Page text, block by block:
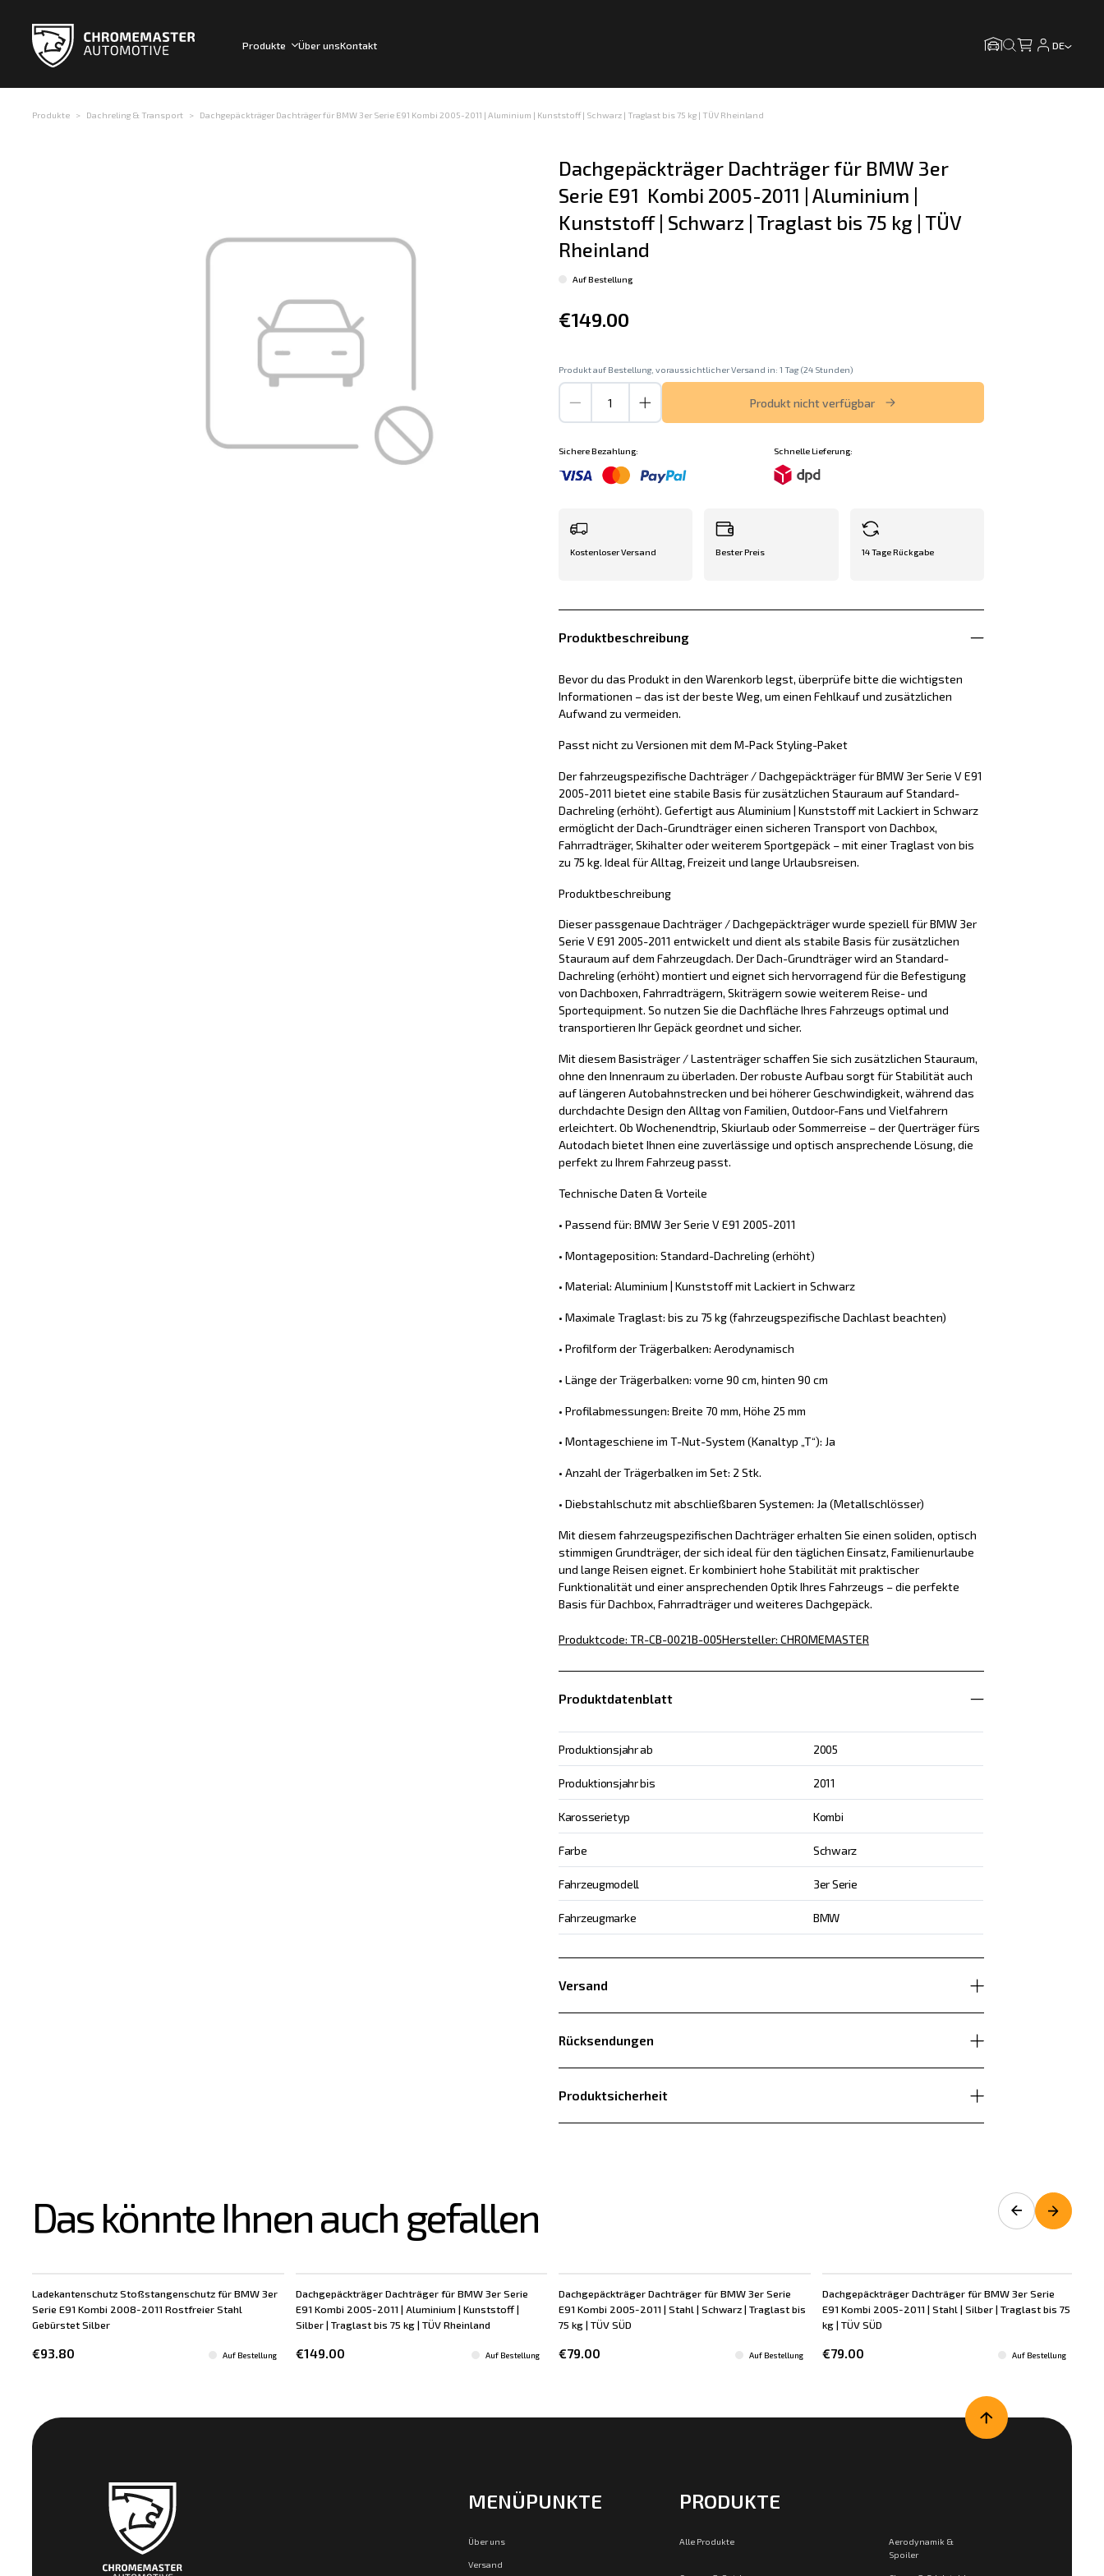
Produkte Über unsKontakt DE
Produkte Dachreling & Transport Dachgepäckträger Dachträger für BMW 3er Serie E91 Kombi 2005-2011 | Aluminium | Kunststoff | Schwarz | Traglast bis 75 kg | TÜV Rheinland
Dachgepäckträger Dachträger für BMW 3er
Serie E91  Kombi 2005-2011 | Aluminium |
Kunststoff | Schwarz | Traglast bis 75 kg | TÜV
Rheinland
Auf Bestellung
€149.00
Produkt auf Bestellung, voraussichtlicher Versand in: 1 Tag (24 Stunden)
Produkt nicht verfügbar
Sichere Bezahlung: Schnelle Lieferung:
Kostenloser Versand Bester Preis 14 Tage Rückgabe
Produktbeschreibung
Bevor du das Produkt in den Warenkorb legst, überprüfe bitte die wichtigsten
Informationen – das ist der beste Weg, um einen Fehlkauf und zusätzlichen
Aufwand zu vermeiden.
Passt nicht zu Versionen mit dem M-Pack Styling-Paket
Der fahrzeugspezifische Dachträger / Dachgepäckträger für BMW 3er Serie V E91
2005-2011 bietet eine stabile Basis für zusätzlichen Stauraum auf Standard-
Dachreling (erhöht). Gefertigt aus Aluminium | Kunststoff mit Lackiert in Schwarz
ermöglicht der Dach-Grundträger einen sicheren Transport von Dachbox,
Fahrradträger, Skihalter oder weiterem Sportgepäck – mit einer Traglast von bis
zu 75 kg. Ideal für Alltag, Freizeit und lange Urlaubsreisen.
Produktbeschreibung
Dieser passgenaue Dachträger / Dachgepäckträger wurde speziell für BMW 3er
Serie V E91 2005-2011 entwickelt und dient als stabile Basis für zusätzlichen
Stauraum auf dem Fahrzeugdach. Der Dach-Grundträger wird an Standard-
Dachreling (erhöht) montiert und eignet sich hervorragend für die Befestigung
von Dachboxen, Fahrradträgern, Skiträgern sowie weiterem Reise- und
Sportequipment. So nutzen Sie die Dachfläche Ihres Fahrzeugs optimal und
transportieren Ihr Gepäck geordnet und sicher.
Mit diesem Basisträger / Lastenträger schaffen Sie sich zusätzlichen Stauraum,
ohne den Innenraum zu überladen. Der robuste Aufbau sorgt für Stabilität auch
auf längeren Autobahnstrecken und bei höherer Geschwindigkeit, während das
durchdachte Design den Alltag von Familien, Outdoor-Fans und Vielfahrern
erleichtert. Ob Wochenendtrip, Skiurlaub oder Sommerreise – der Querträger fürs
Autodach bietet Ihnen eine zuverlässige und optisch ansprechende Lösung, die
perfekt zu Ihrem Fahrzeug passt.
Technische Daten & Vorteile
• Passend für: BMW 3er Serie V E91 2005-2011
• Montageposition: Standard-Dachreling (erhöht)
• Material: Aluminium | Kunststoff mit Lackiert in Schwarz
• Maximale Traglast: bis zu 75 kg (fahrzeugspezifische Dachlast beachten)
• Profilform der Trägerbalken: Aerodynamisch
• Länge der Trägerbalken: vorne 90 cm, hinten 90 cm
• Profilabmessungen: Breite 70 mm, Höhe 25 mm
• Montageschiene im T-Nut-System (Kanaltyp „T“): Ja
• Anzahl der Trägerbalken im Set: 2 Stk.
• Diebstahlschutz mit abschließbaren Systemen: Ja (Metallschlösser)
Mit diesem fahrzeugspezifischen Dachträger erhalten Sie einen soliden, optisch
stimmigen Grundträger, der sich ideal für den täglichen Einsatz, Familienurlaube
und lange Reisen eignet. Er kombiniert hohe Stabilität mit praktischer
Funktionalität und einer ansprechenden Optik Ihres Fahrzeugs – die perfekte
Basis für Dachbox, Fahrradträger und weiteres Dachgepäck.
Produktcode: TR-CB-0021B-005Hersteller: CHROMEMASTER
Produktdatenblatt
Produktionsjahr ab 2005
Produktionsjahr bis 2011
Karosserietyp Kombi
Farbe Schwarz
Fahrzeugmodell 3er Serie
Fahrzeugmarke BMW
Versand
Rücksendungen
Produktsicherheit
Das könnte Ihnen auch gefallen
Ladekantenschutz Stoßstangenschutz für BMW 3er
Serie E91 Kombi 2008-2011 Rostfreier Stahl
Gebürstet Silber
€93.80 Auf Bestellung
Dachgepäckträger Dachträger für BMW 3er Serie
E91 Kombi 2005-2011 | Aluminium | Kunststoff |
Silber | Traglast bis 75 kg | TÜV Rheinland
€149.00 Auf Bestellung
Dachgepäckträger Dachträger für BMW 3er Serie
E91 Kombi 2005-2011 | Stahl | Schwarz | Traglast bis
75 kg | TÜV SÜD
€79.00 Auf Bestellung
Dachgepäckträger Dachträger für BMW 3er Serie
E91 Kombi 2005-2011 | Stahl | Silber | Traglast bis 75
kg | TÜV SÜD
€79.00 Auf Bestellung
MENÜPUNKTE
Über uns
Versand
PRODUKTE
Alle Produkte
Aerodynamik &
Spoiler